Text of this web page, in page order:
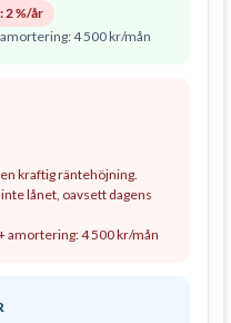
2 %/år
4 500 kr/mån
kraftig räntehöjning.
lånet, oavsett dagens
amortering:4 500 kr/mån